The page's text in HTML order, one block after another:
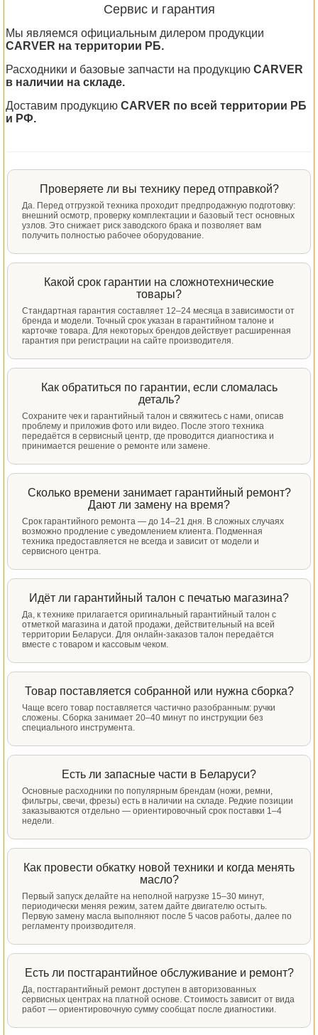
Сервис и гарантия
Мы являемся официальным дилером продукции
CARVER на территории РБ.
Расходники и базовые запчасти на продукцию CARVER
в наличии на складе.
Доставим продукцию CARVER по всей территории РБ
и РФ.
Проверяете ли вы технику перед отправкой?
Да. Перед отгрузкой техника проходит предпродажную подготовку:
внешний осмотр, проверку комплектации и базовый тест основных
узлов. Это снижает риск заводского брака и позволяет вам
получить полностью рабочее оборудование.
Какой срок гарантии на сложнотехнические
товары?
Стандартная гарантия составляет 12–24 месяца в зависимости от
бренда и модели. Точный срок указан в гарантийном талоне и
карточке товара. Для некоторых брендов действует расширенная
гарантия при регистрации на сайте производителя.
Как обратиться по гарантии, если сломалась
деталь?
Сохраните чек и гарантийный талон и свяжитесь с нами, описав
проблему и приложив фото или видео. После этого техника
передаётся в сервисный центр, где проводится диагностика и
принимается решение о ремонте или замене.
Сколько времени занимает гарантийный ремонт?
Дают ли замену на время?
Срок гарантийного ремонта — до 14–21 дня. В сложных случаях
возможно продление с уведомлением клиента. Подменная
техника предоставляется не всегда и зависит от модели и
сервисного центра.
Идёт ли гарантийный талон с печатью магазина?
Да, к технике прилагается оригинальный гарантийный талон с
отметкой магазина и датой продажи, действительный на всей
территории Беларуси. Для онлайн-заказов талон передаётся
вместе с товаром и кассовым чеком.
Товар поставляется собранной или нужна сборка?
Чаще всего товар поставляется частично разобранным: ручки
сложены. Сборка занимает 20–40 минут по инструкции без
специального инструмента.
Есть ли запасные части в Беларуси?
Основные расходники по популярным брендам (ножи, ремни,
фильтры, свечи, фрезы) есть в наличии на складе. Редкие позиции
заказываются отдельно — ориентировочный срок поставки 1–4
недели.
Как провести обкатку новой техники и когда менять
масло?
Первый запуск делайте на неполной нагрузке 15–30 минут,
периодически меняя режим, затем дайте двигателю остыть.
Первую замену масла выполняют после 5 часов работы, далее по
регламенту производителя.
Есть ли постгарантийное обслуживание и ремонт?
Да, постгарантийный ремонт доступен в авторизованных
сервисных центрах на платной основе. Стоимость зависит от вида
работ — ориентировочную сумму сообщат после диагностики.